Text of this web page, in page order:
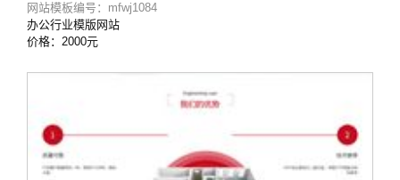
网站模板编号：mfwj1084
办公行业模版网站
价格：2000元